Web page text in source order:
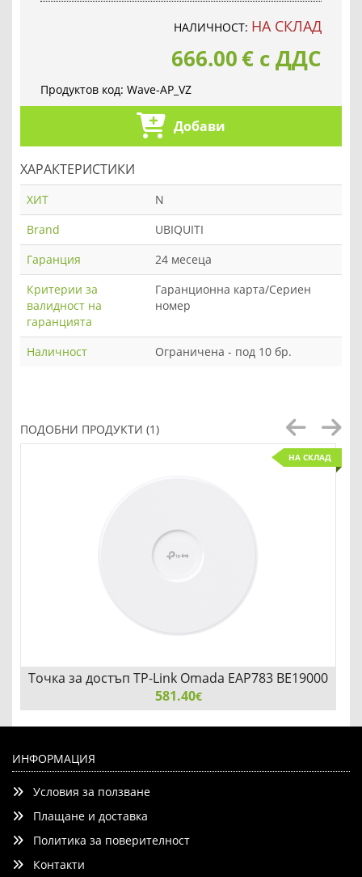
НАЛИЧНОСТ: НА СКЛАД
666.00€ с ДДС
Продуктов код: Wave-AP_VZ
Добави
ХАРАКТЕРИСТИКИ
ХИТ
N
Brand
UBIQUITI
Гаранция
24 месеца
Критерии за
валидност на
гаранцията
Гаранционна карта/Сериен
номер
Наличност Ограничена - под 10 бр.
ПОДОБНИ ПРОДУКТИ (1)
НА СКЛАД
Mount трибандов Wi-Fi 7
Точка за достъп TP-Link Omada EAP783 BE19000
Ceiling Mount трибандов Wi-Fi 7
581.40€
ИНФОРМАЦИЯ
Условия за ползване
Плащане и доставка
Политика за поверителност
Контакти